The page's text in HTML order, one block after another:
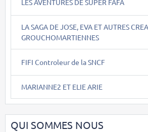
LES AVENTURES DE SUPER FAFA
LA SAGA DE JOSE, EVA ET AUTRES
GROUCHOMARTIENNES
FIFI Controleur de la SNCF
MARIANNE2 ET ELIE ARIE
QUI SOMMES NOUS